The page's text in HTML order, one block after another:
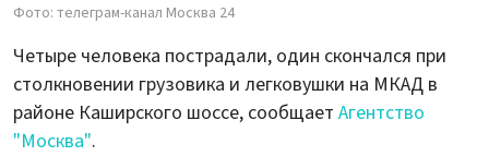
Фото: телеграм-канал Москва 24
Четыре человека пострадали, один скончался при
столкновении грузовика и легковушки на МКАД в
районе Каширского шоссе, сообщает Агентство
"Москва".